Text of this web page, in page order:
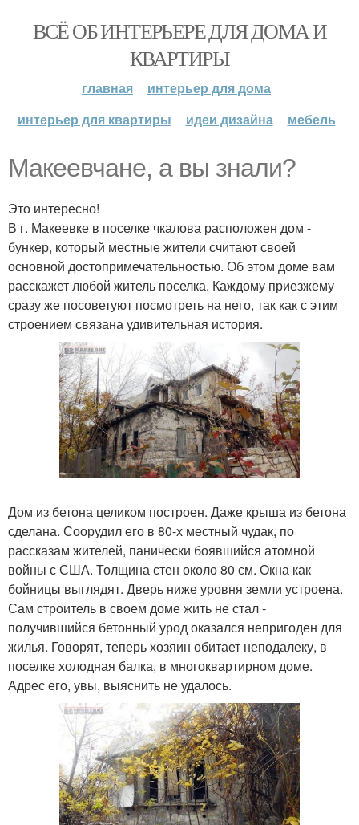
ВСЁ ОБ ИНТЕРЬЕРЕ ДЛЯ ДОМА И
КВАРТИРЫ
главная
интерьер для дома
интерьер для квартиры
идеи дизайна мебель
Макеевчане, а вы знали?
Это интересно!
В г. Макеевке в поселке чкалова расположен дом -
бункер, который местные жители считают своей
основной достопримечательностью. Об этом доме вам
расскажет любой житель поселка. Каждому приезжему
сразу же посоветуют посмотреть на него, так как с этим
строением связана удивительная история.
Дом из бетона целиком построен. Даже крыша из бетона
сделана. Соорудил его в 80-х местный чудак, по
рассказам жителей, панически боявшийся атомной
войны с США. Толщина стен около 80 см. Окна как
бойницы выглядят. Дверь ниже уровня земли устроена.
Сам строитель в своем доме жить не стал -
получившийся бетонный урод оказался непригоден для
жилья. Говорят, теперь хозяин обитает неподалеку, в
поселке холодная балка, в многоквартирном доме.
Адрес его, увы, выяснить не удалось.